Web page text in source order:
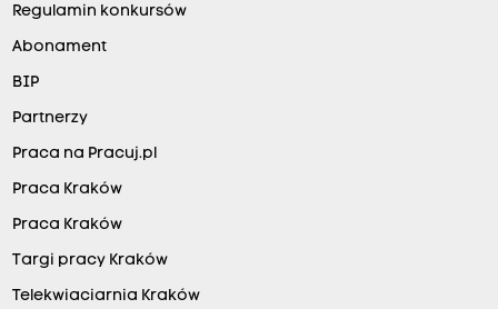
Regulamin konkursów
Abonament
BIP
Partnerzy
Praca na Pracuj.pl
Praca Kraków
Praca Kraków
Targi pracy Kraków
Telekwiaciarnia Kraków